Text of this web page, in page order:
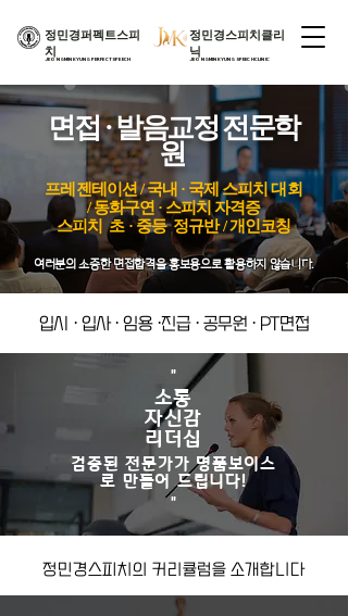
​정민경퍼펙트스피
치
JEONGMINKYUNGPERFECTSPEECH​
​정민경스피치클리
닉
JEONGMINKYUNGSPEECHCLINIC​
​면접 · 발음교정 전문학
원
프레젠테이션 / 국내 · 국제 스피치 대회
/ 동화구연 · 스피치 자격증
​스피치 초 · 중등 정규반 / 개인코칭
여러분의 소중한 면접합격을 홍보용으로 활용하지 않습니다.
입시 · 입사 · 임용 ·진급 · 공무원 · PT면접
"
​소통
자신감
​리더십
​검증된 전문가가 명품보이스
로 만들어 드립니다!
"
정민경스피치의 커리큘럼을 소개합니다